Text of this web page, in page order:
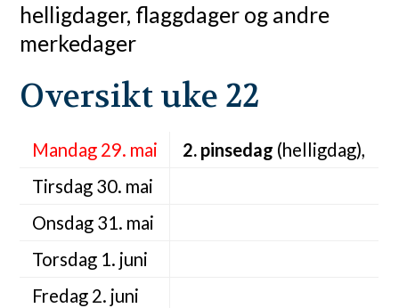
helligdager, flaggdager og andre
merkedager
Oversikt uke 22
Mandag 29. mai 2. pinsedag (helligdag),
Tirsdag 30. mai
Onsdag 31. mai
Torsdag 1. juni
Fredag 2. juni